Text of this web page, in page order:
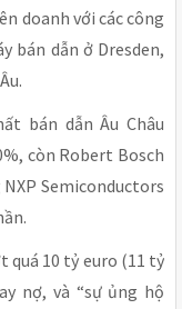
doanh với các công
bán dẫn ở Dresden,
bán dẫn Âu Châu
còn Robert Bosch
Semiconductors
quá 10 tỷ euro (11 tỷ
nợ, và “sự ủng hộ